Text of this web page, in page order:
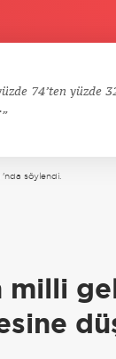
74’ten yüzde
söylendi.